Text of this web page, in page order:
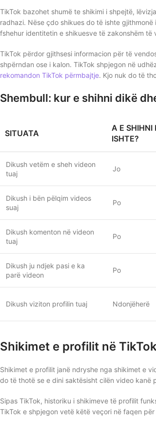
TikTok bazohet shumë te shikimi i shpejtë,
radhazi. Nëse çdo shikues do të ishte
fshehur identitetin e shikuesve të zakonshëm të
TikTok përdor gjithsesi informacion për të
shpërndan ose i kalon. TikTok shpjegon në
rekomandon TikTok përmbajtje. Kjo nuk do të
Shembull: kur e shihni dikë
SITUATA
A E SHIHNI
ISHTE?
Dikush vetëm e sheh videon
tuaj
Jo
Dikush i bën pëlqim videos
suaj
Po
Dikush komenton në videon
tuaj
Po
Dikush ju ndjek pasi e ka
parë videon
Po
Dikush viziton profilin tuaj Ndonjëherë
Shikimet e profilit në
Shikimet e profilit janë ndryshe nga shikimet e
do të thotë se e dini saktësisht cilën video
Sipas TikTok, historiku i shikimeve të profilit
TikTok e shpjegon vetë këtë veçori në faqen për